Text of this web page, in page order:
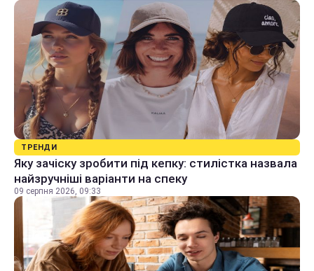
ТРЕНДИ
Яку зачіску зробити під кепку: стилістка назвала
найзручніші варіанти на спеку
09 серпня 2026, 09:33